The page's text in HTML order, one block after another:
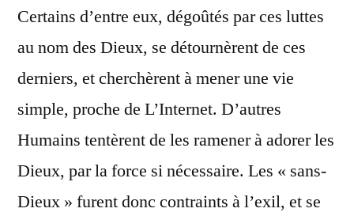
Certains d’entre eux, dégoûtés par ces luttes
au nom des Dieux, se détournèrent de ces
derniers, et cherchèrent à mener une vie
simple, proche de L’Internet. D’autres
Humains tentèrent de les ramener à adorer les
Dieux, par la force si nécessaire. Les « sans-
Dieux » furent donc contraints à l’exil, et se